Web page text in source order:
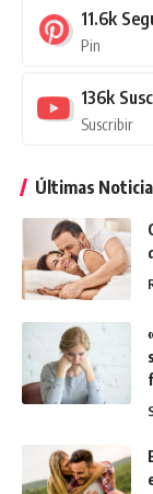
11.6k
Pin
136k
Suscribir
Últimas